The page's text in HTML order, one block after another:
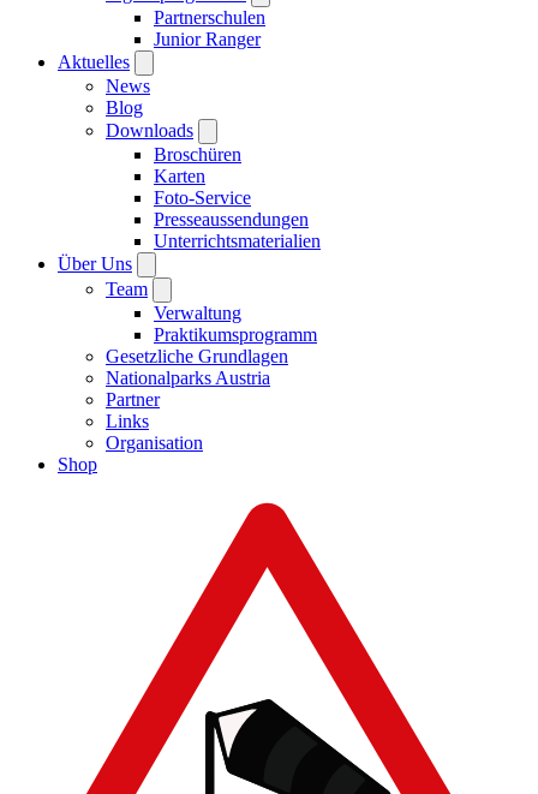
Partnerschulen
Junior Ranger
Aktuelles
News
Blog
Downloads
Broschüren
Karten
Foto-Service
Presseaussendungen
Unterrichtsmaterialien
Über Uns
Team
Verwaltung
Praktikumsprogramm
Gesetzliche Grundlagen
Nationalparks Austria
Partner
Links
Organisation
Shop